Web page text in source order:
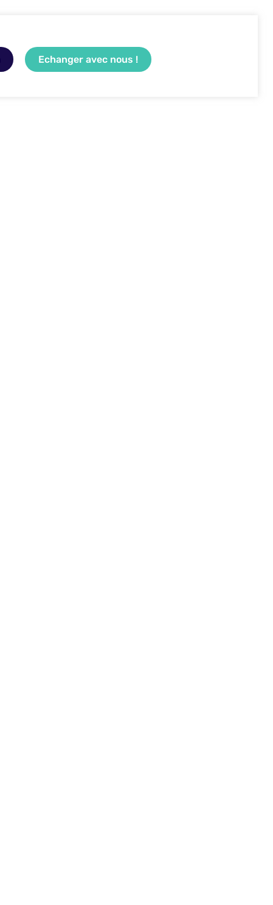
Echanger avec nous !